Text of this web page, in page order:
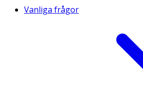
Vanliga frågor